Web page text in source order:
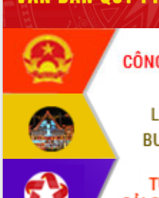
sầu riêng tại Đắk Lắk
Trình diễn nghệ thuật chế biến các
món ăn từ sầu riêng
Đắk Lắk công bố Quy hoạch và xúc
tiến đầu tư tỉnh
Ngành cá ngừ Đắk Lắk chủ động thích
ứng để giữ vững thị trường xuất khẩu
Diễn đàn Kinh tế tư nhân Việt Nam đột
phá cơ chế - Hợp tác công tư
Đề án 06 tạo bước ngoặt đột phá trong
cải cách hành chính tỉnh Đắk Lắk
Kết nối tour, đẩy mạnh chuyển đổi số
để phát triển du lịch Đắk Lắk